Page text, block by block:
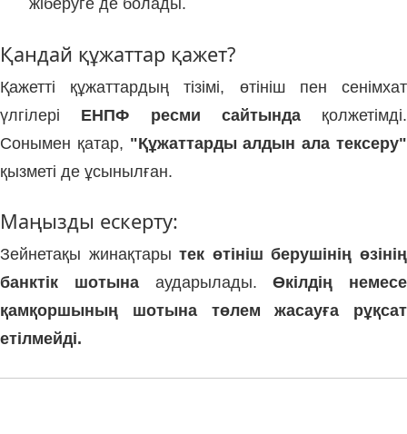
жіберуге де болады.
Қандай құжаттар қажет?
Қажетті құжаттардың тізімі, өтініш пен сенімхат
үлгілері ЕНПФ ресми сайтындақолжетімді.
Сонымен қатар, "Құжаттарды алдын ала тексеру"
қызметі де ұсынылған.
Маңызды ескерту:
Зейнетақы жинақтарытек өтініш берушінің өзінің
банктік шотынааударылады.Өкілдің немесе
қамқоршының шотына төлем жасауға рұқсат
етілмейді.